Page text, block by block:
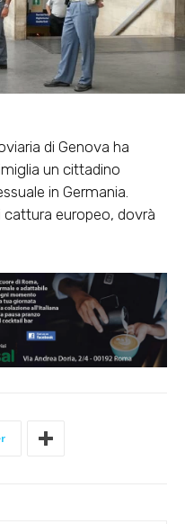
di Genova ha
un cittadino
in Germania.
cattura europeo, dovrà